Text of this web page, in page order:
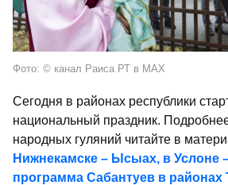
Фото: © канал Раиса РТ в МАХ
Сегодня в районах республики
национальный праздник.
народных гуляний читайте в
Нижнекамске – Ысыах, в Услоне
программа Сабантуев в районах